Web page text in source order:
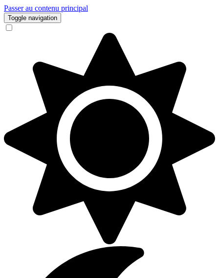
Passer au contenu principal
Toggle navigation